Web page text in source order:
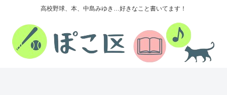
高校野球、本、中島みゆき…好きなこと書いてます！